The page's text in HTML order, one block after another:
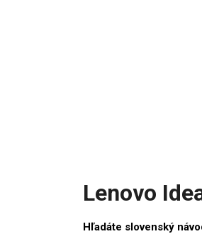
Lenovo
Hľadáte slovenský